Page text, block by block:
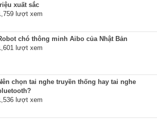
xuất sắc
lượt xem
chó thông minh Aibo của Nhật Bản
lượt xem
chọn tai nghe truyền thống hay tai nghe
lượt xem